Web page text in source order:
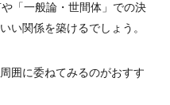
「一般論・世間体」での決
い関係を築けるでしょう。
囲に委ねてみるのがおすす